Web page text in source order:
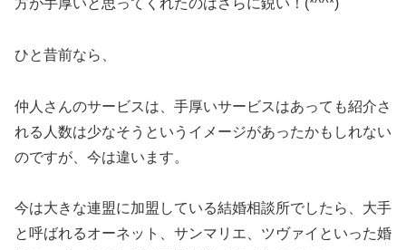
方が手厚いと思ってくれたのはさらに鋭い！(*^^*)
ひと昔前なら、
仲人さんのサービスは、手厚いサービスはあっても紹介さ
れる人数は少なそうというイメージがあったかもしれない
のですが、今は違います。
今は大きな連盟に加盟している結婚相談所でしたら、大手
と呼ばれるオーネット、サンマリエ、ツヴァイといった婚